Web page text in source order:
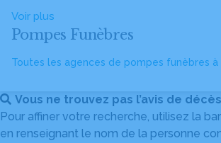
Voir plus
Pompes Funèbres
Toutes les agences de pompes funèbres
Vous ne trouvez pas l’avis de
Pour affiner votre recherche, utilisez la
en renseignant le nom de la personne